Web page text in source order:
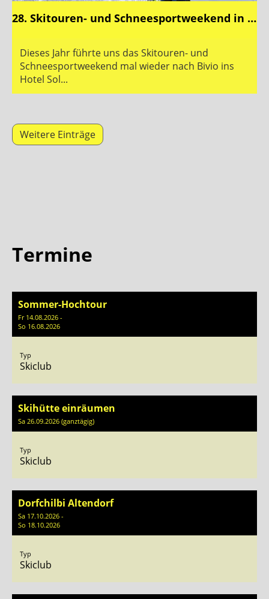
28. Skitouren- und Schneesportweekend in Bivio
Dieses Jahr führte uns das Skitouren- und
Schneesportweekend mal wieder nach Bivio ins
Hotel Sol...
Weitere Einträge
Termine
Sommer-Hochtour
Fr 14.08.2026 -
So 16.08.2026
Typ
Skiclub
Skihütte einräumen
Sa 26.09.2026 (ganztägig)
Typ
Skiclub
Dorfchilbi Altendorf
Sa 17.10.2026 -
So 18.10.2026
Typ
Skiclub